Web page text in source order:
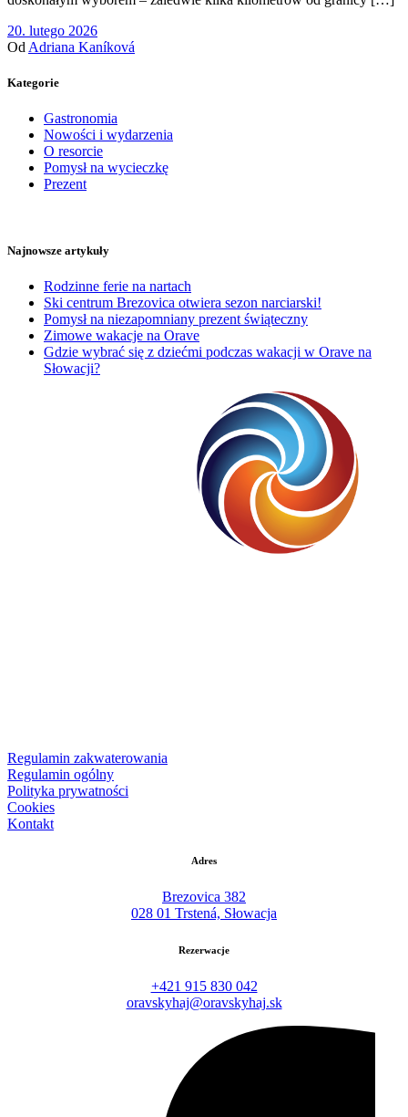
20. lutego 2026
Od Adriana Kaníková
Kategorie
Gastronomia
Nowości i wydarzenia
O resorcie
Pomysł na wycieczkę
Prezent
Najnowsze artykuły
Rodzinne ferie na nartach
Ski centrum Brezovica otwiera sezon narciarski!
Pomysł na niezapomniany prezent świąteczny
Zimowe wakacje na Orave
Gdzie wybrać się z dziećmi podczas wakacji w Orave na
Słowacji?
Regulamin zakwaterowania
Regulamin ogólny
Polityka prywatności
Cookies
Kontakt
Adres
Brezovica 382
028 01 Trstená, Słowacja
Rezerwacje
+421 915 830 042
oravskyhaj@oravskyhaj.sk